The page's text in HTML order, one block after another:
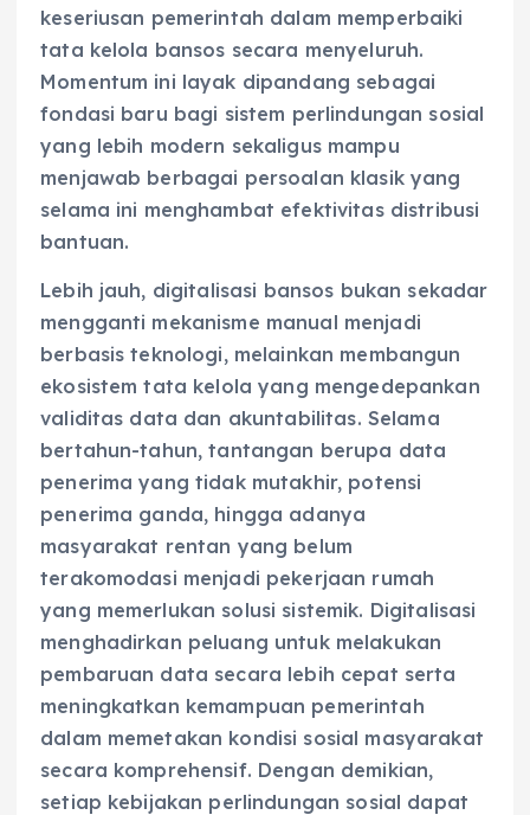
keseriusan pemerintah dalam memperbaiki
tata kelola bansos secara menyeluruh.
Momentum ini layak dipandang sebagai
fondasi baru bagi sistem perlindungan sosial
yang lebih modern sekaligus mampu
menjawab berbagai persoalan klasik yang
selama ini menghambat efektivitas distribusi
bantuan.
Lebih jauh, digitalisasi bansos bukan sekadar
mengganti mekanisme manual menjadi
berbasis teknologi, melainkan membangun
ekosistem tata kelola yang mengedepankan
validitas data dan akuntabilitas. Selama
bertahun-tahun, tantangan berupa data
penerima yang tidak mutakhir, potensi
penerima ganda, hingga adanya
masyarakat rentan yang belum
terakomodasi menjadi pekerjaan rumah
yang memerlukan solusi sistemik. Digitalisasi
menghadirkan peluang untuk melakukan
pembaruan data secara lebih cepat serta
meningkatkan kemampuan pemerintah
dalam memetakan kondisi sosial masyarakat
secara komprehensif. Dengan demikian,
setiap kebijakan perlindungan sosial dapat